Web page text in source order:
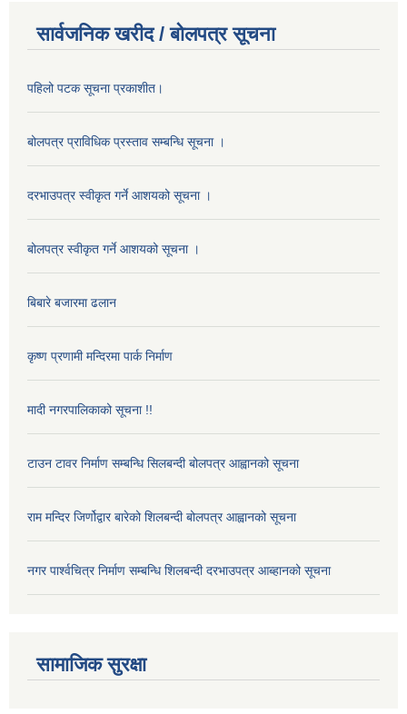
सार्वजनिक खरीद / बोलपत्र सूचना
पहिलो पटक सूचना प्रकाशीत।
बोलपत्र प्राविधिक प्रस्ताव सम्बन्धि सूचना ।
दरभाउपत्र स्वीकृत गर्ने आशयको सूचना ।
बोलपत्र स्वीकृत गर्ने आशयको सूचना ।
बिबारे बजारमा ढलान
कृष्ण प्रणामी मन्दिरमा पार्क निर्माण
मादी नगरपालिकाको सूचना !!
टाउन टावर निर्माण सम्बन्धि सिलबन्दी बोलपत्र आह्वानको सूचना
राम मन्दिर जिर्णोद्वार बारेको शिलबन्दी बोलपत्र आह्वानको सूचना
नगर पार्श्वचित्र निर्माण सम्बन्धि शिलबन्दी दरभाउपत्र आब्हानको सूचना
सामाजिक सुरक्षा